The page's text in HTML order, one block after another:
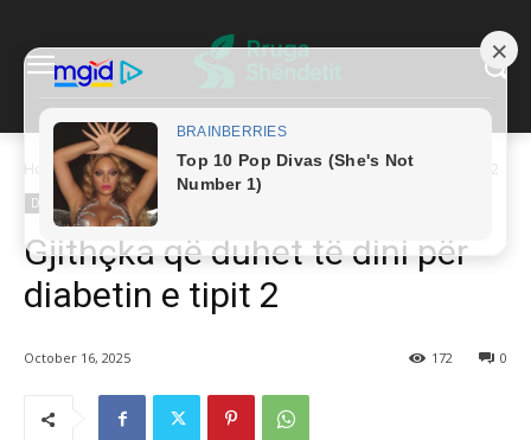
Home Diabeti i Tipit 2 Gjithçka që duhet të dini për diabetin e tipit 2
Diabeti i Tipit 2 Gjendjet Shëndetësore A-Z
Gjithçka që duhet të dini për
diabetin e tipit 2
October 16, 2025 0
172